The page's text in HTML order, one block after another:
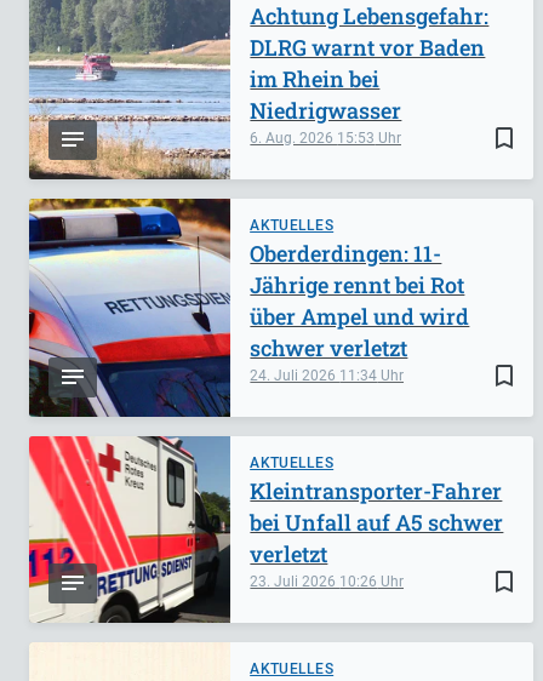
bookmark_border
6. Aug. 2026 15:53
Achtung Lebensgefahr:
DLRG warnt vor Baden
im Rhein bei
Niedrigwasser
AKTUELLES
bookmark_border
24. Juli 2026 11:34
Oberderdingen: 11-
Jährige rennt bei Rot
über Ampel und wird
schwer verletzt
AKTUELLES
bookmark_border
23. Juli 2026 10:26
Kleintransporter-Fahrer
bei Unfall auf A5 schwer
verletzt
AKTUELLES